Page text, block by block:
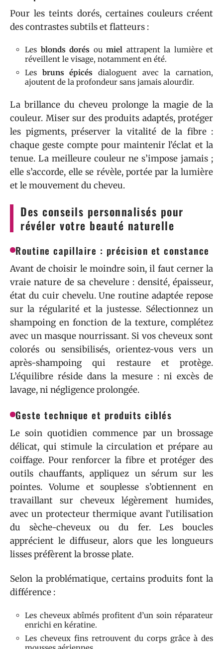
Pour les teints dorés, certaines couleurs créent
des contrastes subtils et flatteurs :
Les blonds dorés ou miel attrapent la lumière et
réveillent le visage, notamment en été.
Les bruns épicés dialoguent avec la carnation,
ajoutent de la profondeur sans jamais alourdir.
La brillance du cheveu prolonge la magie de la
couleur. Miser sur des produits adaptés, protéger
les pigments, préserver la vitalité de la fibre :
chaque geste compte pour maintenir l’éclat et la
tenue. La meilleure couleur ne s’impose jamais ;
elle s’accorde, elle se révèle, portée par la lumière
et le mouvement du cheveu.
Des conseils personnalisés pour
révéler votre beauté naturelle
Routine capillaire : précision et constance
Avant de choisir le moindre soin, il faut cerner la
vraie nature de sa chevelure : densité, épaisseur,
état du cuir chevelu. Une routine adaptée repose
sur la régularité et la justesse. Sélectionnez un
shampoing en fonction de la texture, complétez
avec un masque nourrissant. Si vos cheveux sont
colorés ou sensibilisés, orientez-vous vers un
après-shampoing qui restaure et protège.
L’équilibre réside dans la mesure : ni excès de
lavage, ni négligence prolongée.
Geste technique et produits ciblés
Le soin quotidien commence par un brossage
délicat, qui stimule la circulation et prépare au
coiffage. Pour renforcer la fibre et protéger des
outils chauffants, appliquez un sérum sur les
pointes. Volume et souplesse s’obtiennent en
travaillant sur cheveux légèrement humides,
avec un protecteur thermique avant l’utilisation
du sèche-cheveux ou du fer. Les boucles
apprécient le diffuseur, alors que les longueurs
lisses préfèrent la brosse plate.
Selon la problématique, certains produits font la
différence :
Les cheveux abîmés profitent d’un soin réparateur
enrichi en kératine.
Les cheveux fins retrouvent du corps grâce à des